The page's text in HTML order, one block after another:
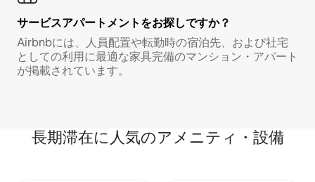
サービスアパートメントをお探しですか？
Airbnbには、人員配置や転勤時の宿泊先、および社宅
としての利用に最適な家具完備のマンション・アパート
が掲載されています。
長期滞在に人気のアメニティ・設備